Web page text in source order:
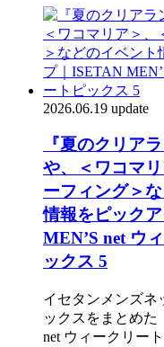
2026.06.19 update
『夏のクリア
や、＜ワコマ
ーフィング＞
情報をピック
MEN’S net ウ
ックス 5
イセタンメンズネ
ックスをまとめた
net ウィークリー